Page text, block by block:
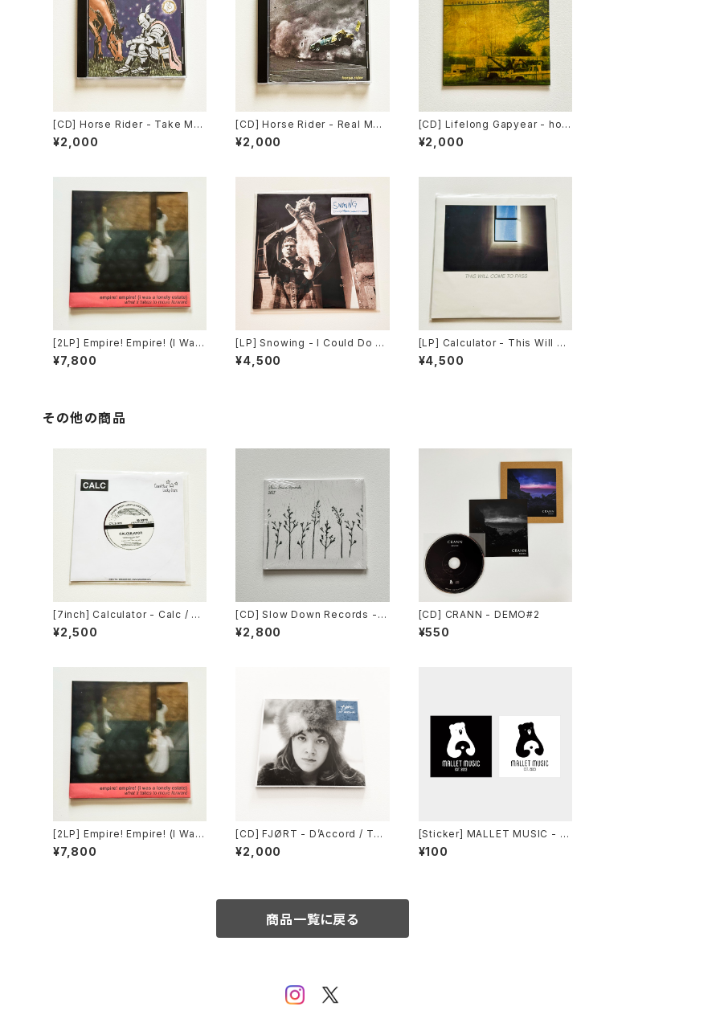
[CD] Horse Rider - Take Me
With You EP / Far From Home
Records DISTRO
¥2,000
[CD] Horse Rider - Real Mel
ody / Far From Home Record
s DISTRO
¥2,000
[CD] Lifelong Gapyear - hom
e for the summer / Far From
Home Records DISTRO
¥2,000
[2LP] Empire! Empire! (I Was
a Lonely Estate) - What It Ta
kes to Move Forward / Coun
¥7,800
[LP] Snowing - I Could Do W
hatever I Wanted If I Wanted
/ Count Your Lucky Stars Rec
¥4,500
[LP] Calculator - This Will Co
me to Pass / Count Your Luc
ky Stars Records DISTRO
¥4,500
その他の商品
[7inch] Calculator - Calc / Co
unt Your Lucky Stars Record
s DISTRO
¥2,500
[CD] Slow Down Records - 2
025 Compilation Album / Slo
w Down Records DISTRO
¥2,800
[CD] CRANN - DEMO#2
¥550
[2LP] Empire! Empire! (I Was
a Lonely Estate) - What It Ta
kes to Move Forward / Coun
¥7,800
[CD] FJØRT - D’Accord / Thi
s Charming Man Records DIS
TRO
¥2,000
[Sticker] MALLET MUSIC - L
OGO STICKER (2枚セット）
¥100
商品一覧に戻る